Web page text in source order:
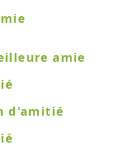
amie
d'amitié